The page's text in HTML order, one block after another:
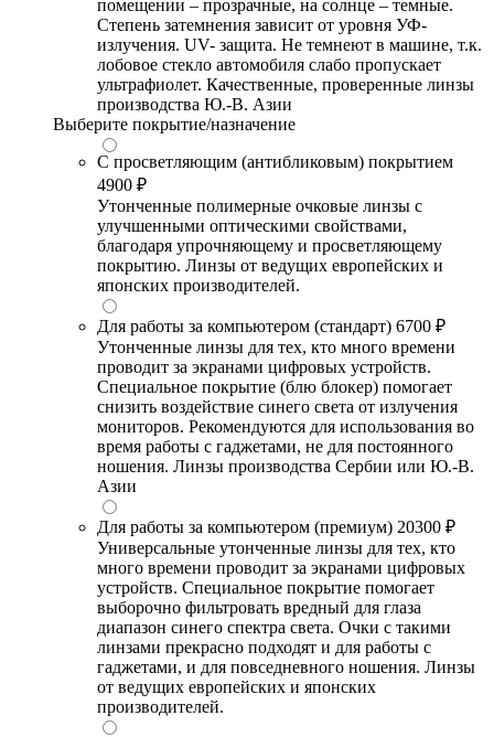
помещении – прозрачные, на солнце – темные.
Степень затемнения зависит от уровня УФ-
излучения. UV- защита. Не темнеют в машине, т.к.
лобовое стекло автомобиля слабо пропускает
ультрафиолет. Качественные, проверенные линзы
производства Ю.-В. Азии
Выберите покрытие/назначение
С просветляющим (антибликовым) покрытием
4900 ₽
Утонченные полимерные очковые линзы с
улучшенными оптическими свойствами,
благодаря упрочняющему и просветляющему
покрытию. Линзы от ведущих европейских и
японских производителей.
Для работы за компьютером (стандарт) 6700 ₽
Утонченные линзы для тех, кто много времени
проводит за экранами цифровых устройств.
Специальное покрытие (блю блокер) помогает
снизить воздействие синего света от излучения
мониторов. Рекомендуются для использования во
время работы с гаджетами, не для постоянного
ношения. Линзы производства Сербии или Ю.-В.
Азии
Для работы за компьютером (премиум) 20300 ₽
Универсальные утонченные линзы для тех, кто
много времени проводит за экранами цифровых
устройств. Специальное покрытие помогает
выборочно фильтровать вредный для глаза
диапазон синего спектра света. Очки с такими
линзами прекрасно подходят и для работы с
гаджетами, и для повседневного ношения. Линзы
от ведущих европейских и японских
производителей.